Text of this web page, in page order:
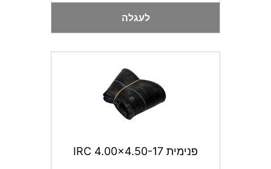
לעגלה
פנימית IRC 4.00x4.50-17